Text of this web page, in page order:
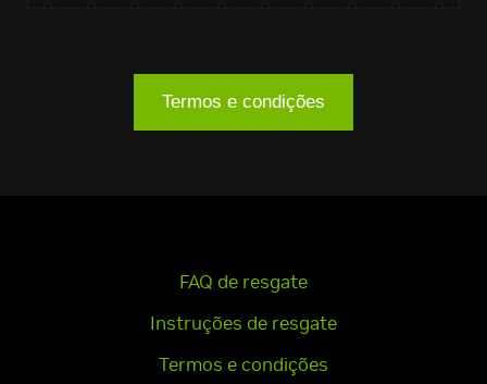
Termos e condições
FAQ de resgate
Instruções de resgate
Termos e condições